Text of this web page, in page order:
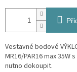
Vestavné bodové
MR16/PAR16 max 35W
nutno dokoupit.